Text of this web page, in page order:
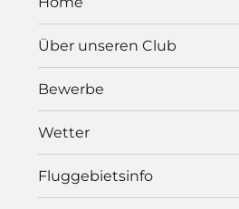
Über unseren Club
Bewerbe
Wetter
Fluggebietsinfo